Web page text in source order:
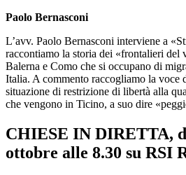
Paolo Bernasconi
L’avv. Paolo Bernasconi interviene a
raccontiamo la storia dei «frontalieri del
Balerna e Como che si occupano di
Italia. A commento raccogliamo la voce
situazione di restrizione di libertà alla
che vengono in Ticino, a suo dire
CHIESE IN DIRETTA,
ottobre alle 8.30 su RSI